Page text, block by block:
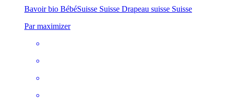
Bavoir bio BébéSuisse Suisse Drapeau suisse Suisse
Par maximizer